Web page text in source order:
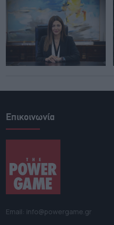
Επικοινωνία
Email: info@powergame.gr